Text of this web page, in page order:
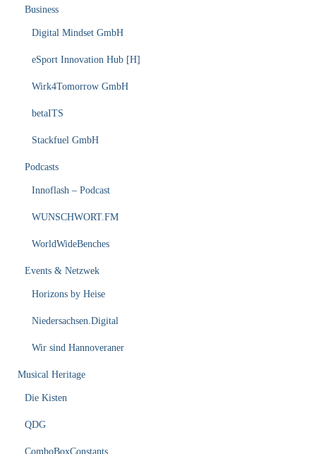
Business
Digital Mindset GmbH
eSport Innovation Hub [H]
Wirk4Tomorrow GmbH
betaITS
Stackfuel GmbH
Podcasts
Innoflash – Podcast
WUNSCHWORT.FM
WorldWideBenches
Events & Netzwek
Horizons by Heise
Niedersachsen.Digital
Wir sind Hannoveraner
Musical Heritage
Die Kisten
QDG
ComboBoxConstants